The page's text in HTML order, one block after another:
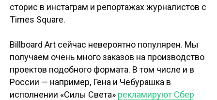
сторис в инстаграм и репортажах журналистов с
Times Square.
Billboard Art сейчас невероятно популярен. Мы
получаем очень много заказов на производство
проектов подобного формата. В том числе и в
России — например, Гена и Чебурашка в
исполнении «Силы Света» рекламируют Сбер